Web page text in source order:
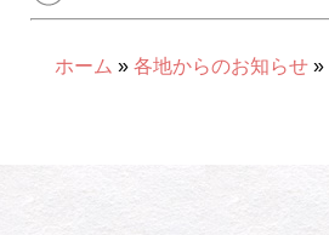
ホーム » 各地からのお知らせ »